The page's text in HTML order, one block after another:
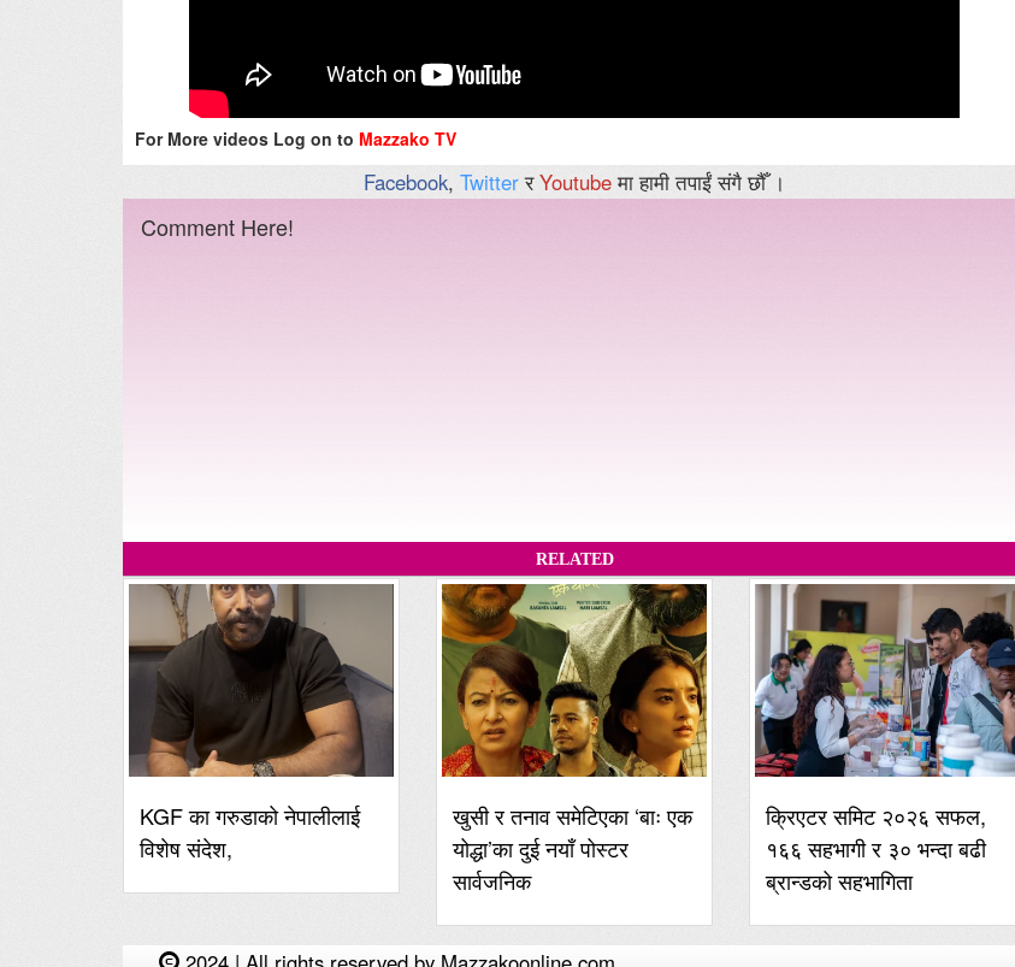
For More videos Log on to Mazzako TV
Facebook, TwitterरYoutubeमा हामी तपाईं संगै छौँ ।
Comment Here!
RELATED
KGF का गरुडाको नेपालीलाई
विशेष संदेश,
खुसी र तनाव समेटिएका ‘बाः एक
योद्धा’का दुई नयाँ पोस्टर
सार्वजनिक
क्रिएटर समिट २०२६ सफल,
१६६ सहभागी र ३० भन्दा बढी
ब्रान्डको सहभागिता